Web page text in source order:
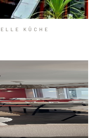
KÜCHE